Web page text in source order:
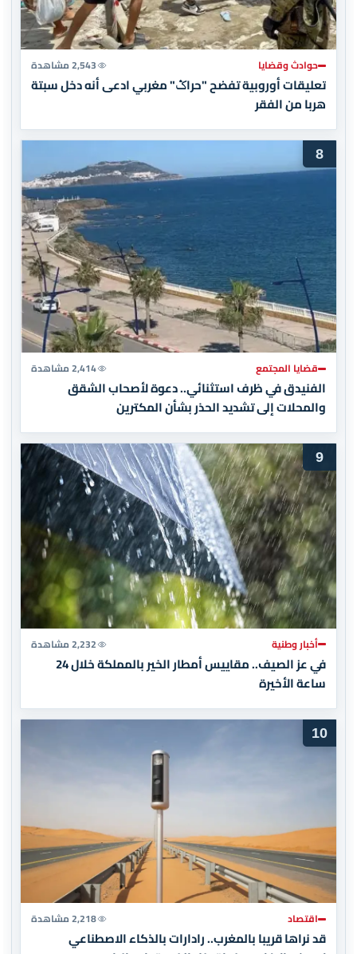
حوادث وقضايا 2,543 مشاهدة
تعليقات أوروبية تفضح "حراݣ" مغربي ادعى أنه دخل سبتة
هربا من الفقر
8
قضايا المجتمع 2,414 مشاهدة
الفنيدق في ظرف استثنائي.. دعوة لأصحاب الشقق
والمحلات إلى تشديد الحذر بشأن المكترين
9
أخبار وطنية 2,232 مشاهدة
في عز الصيف.. مقاييس أمطار الخير بالمملكة خلال 24
ساعة الأخيرة
10
اقتصاد 2,218 مشاهدة
قد نراها قريبا بالمغرب.. رادارات بالذكاء الاصطناعي